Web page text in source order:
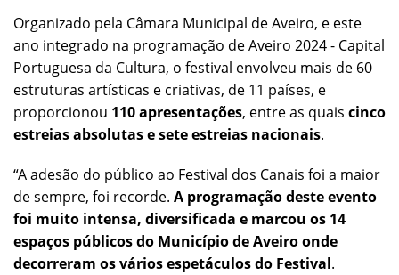
Organizado pela Câmara Municipal de Aveiro, e este
ano integrado na programação de Aveiro 2024 - Capital
Portuguesa da Cultura, o festival envolveu mais de 60
estruturas artísticas e criativas, de 11 países, e
proporcionou 110 apresentações, entre as quais cinco
estreias absolutas e sete estreias nacionais.
“A adesão do público ao Festival dos Canais foi a maior
de sempre, foi recorde. A programação deste evento
foi muito intensa, diversificada e marcou os 14
espaços públicos do Município de Aveiro onde
decorreram os vários espetáculos do Festival.